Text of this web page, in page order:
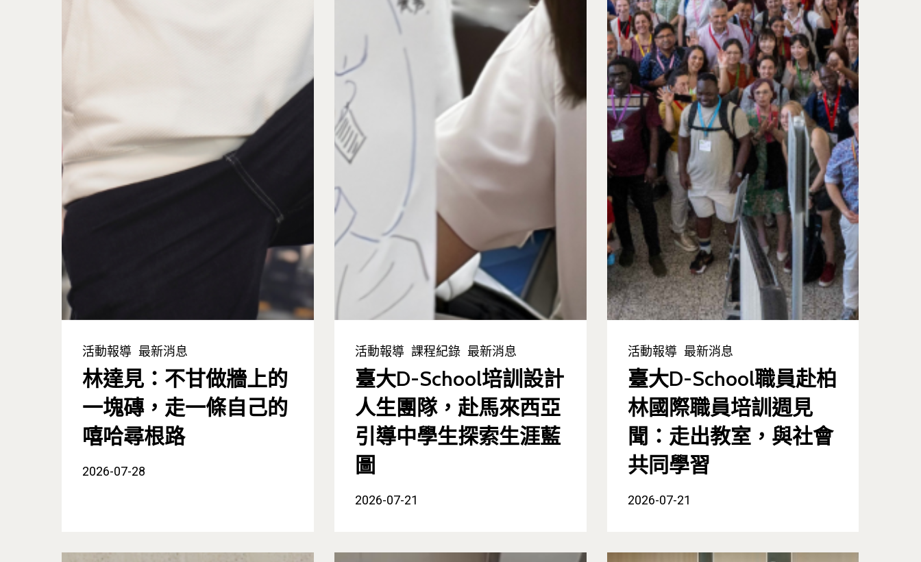
活動報導 最新消息
林達見：不甘做牆上的
一塊磚，走一條自己的
嘻哈尋根路
2026-07-28
活動報導 課程紀錄 最新消息
臺大D-School培訓設計
人生團隊，赴馬來西亞
引導中學生探索生涯藍
圖
2026-07-21
活動報導 最新消息
臺大D-School職員赴柏
林國際職員培訓週見
聞：走出教室，與社會
共同學習
2026-07-21